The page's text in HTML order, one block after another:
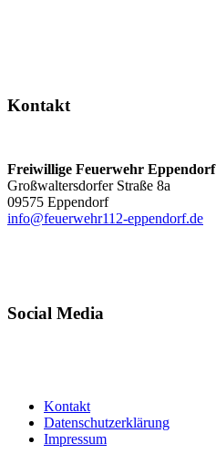
Kontakt
Freiwillige Feuerwehr Eppendorf
Großwaltersdorfer Straße 8a
09575 Eppendorf
info@feuerwehr112-eppendorf.de
Social Media
Kontakt
Datenschutzerklärung
Impressum